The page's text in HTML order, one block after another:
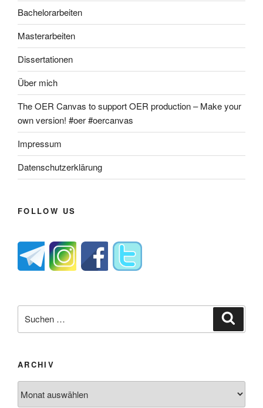
Bachelorarbeiten
Masterarbeiten
Dissertationen
Über mich
The OER Canvas to support OER production – Make your
own version! #oer #oercanvas
Impressum
Datenschutzerklärung
FOLLOW US
nach:
ARCHIV